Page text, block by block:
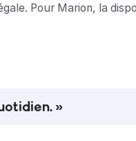
Pour Marion, la
»